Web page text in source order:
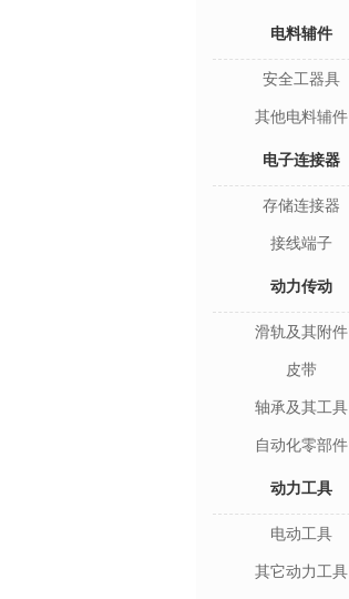
电料辅件
安全工器具
其他电料辅件
电子连接器
存储连接器
接线端子
动力传动
滑轨及其附件
皮带
轴承及其工具
自动化零部件
动力工具
电动工具
其它动力工具